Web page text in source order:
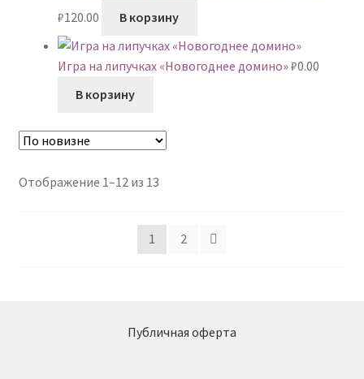
₽120.00 В корзину
Игра на липучках «Новогоднее домино»₽0.00
В корзину
Отображение 1–12 из 13Сортировка:
недавние
1
2
Публичная оферта